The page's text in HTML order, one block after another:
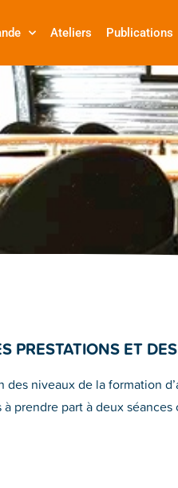
Ateliers Publications
PRESTATIONS ET
des niveaux de la formation
à prendre part à deux